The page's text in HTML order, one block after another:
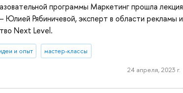
программы Маркетинг прошла лекция
Юлией Рябиничевой, эксперт в области рекламы и
Next Level.
и опыт мастер-классы
24 апреля, 2023 г.